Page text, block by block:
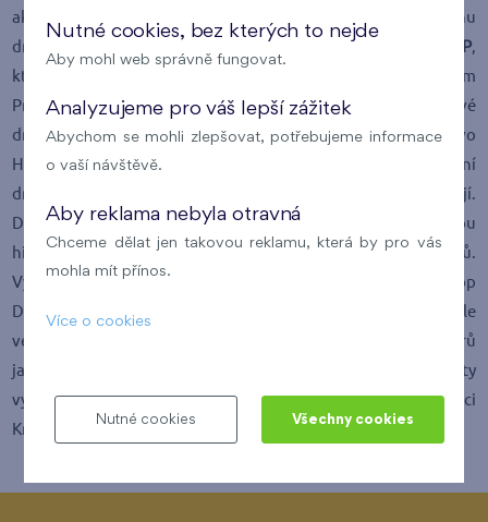
aktuálních developerských projektů. Nejvýrazněji se na trhu
družstevní výstavby profiluje developerská společnost
FINEP,
která těsně spolupracuje se Stavebním bytovým družstvem
Praha (SBD Praha). Společně nabízejí například nové
družstevní byty v Praze 9 – Proseku v projektu Bytové družstvo
Habr, které za tímto účelem založily. Jinak se ale nová stavební
družstva v posledních letech až na výjimky nezakládají.
Družstevní byty stavějí pro své členy družstva s dlouhou
historií, v menší míře pak vznikají pod taktovkou developerů.
Výjimkou je například výstavbové družstvo Coop
Development, které bylo založeno teprve v loňském roce, ale
ve své nabídce má již na 400 družstevních bytů od developerů
jako zmíněný
nebo VCES. Vedle Prahy družstevní byty
vyrostou v novostavbách v Olomouci, Chrudimi, Hradci
Králové, Mladé Boleslavi, Blansku nebo v Brně.
Nutné cookies, bez kterých to nejde
Aby mohl web správně fungovat.
Analyzujeme pro váš lepší zážitek
Abychom se mohli zlepšovat, potřebujeme informace
o vaší návštěvě.
Aby reklama nebyla otravná
Chceme dělat jen takovou reklamu, která by pro vás
mohla mít přínos.
Více o cookies
Nutné cookies Všechny cookies